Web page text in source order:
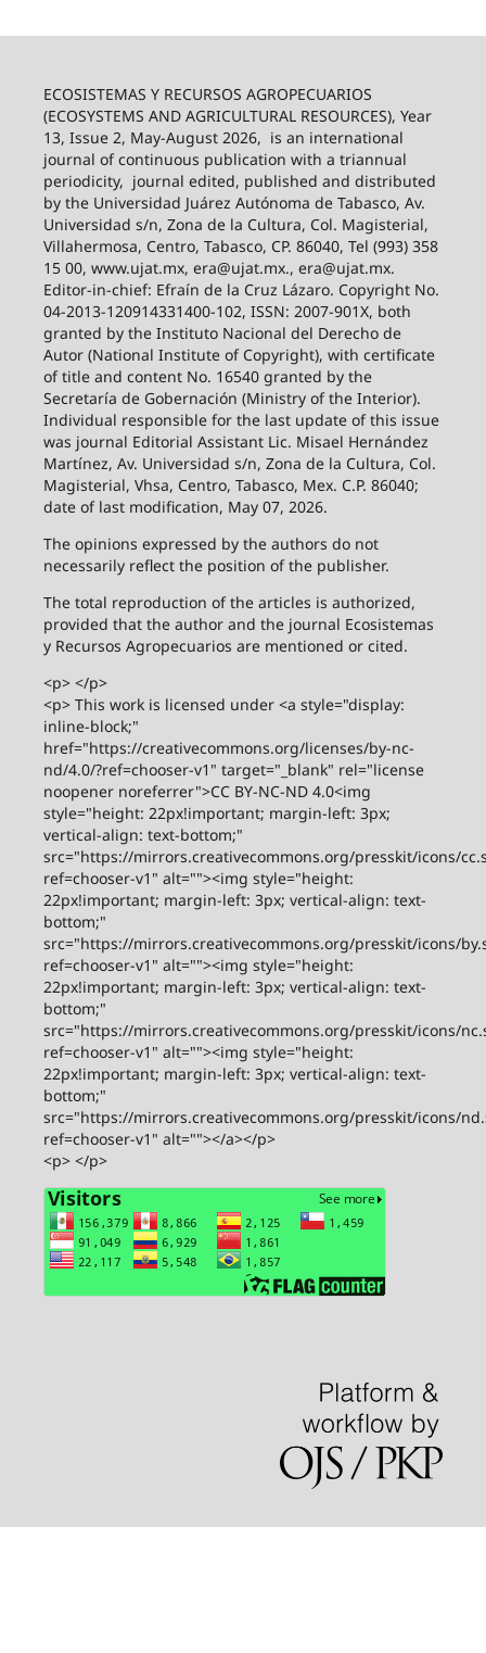
ECOSISTEMAS Y RECURSOS AGROPECUARIOS
(ECOSYSTEMS AND AGRICULTURAL RESOURCES), Year
13, Issue 2, May-August 2026, is an international
journal of continuous publication with a triannual
periodicity, journal edited, published and distributed
by the Universidad Juárez Autónoma de Tabasco, Av.
Universidad s/n, Zona de la Cultura, Col. Magisterial,
Villahermosa, Centro, Tabasco, CP. 86040, Tel (993) 358
15 00, www.ujat.mx, era@ujat.mx., era@ujat.mx.
Editor-in-chief: Efraín de la Cruz Lázaro. Copyright No.
04-2013-120914331400-102, ISSN: 2007-901X, both
granted by the Instituto Nacional del Derecho de
Autor (National Institute of Copyright), with certificate
of title and content No. 16540 granted by the
Secretaría de Gobernación (Ministry of the Interior).
Individual responsible for the last update of this issue
was journal Editorial Assistant Lic. Misael Hernández
Martínez, Av. Universidad s/n, Zona de la Cultura, Col.
Magisterial, Vhsa, Centro, Tabasco, Mex. C.P. 86040;
date of last modification, May 07, 2026.
The opinions expressed by the authors do not
necessarily reflect the position of the publisher.
The total reproduction of the articles is authorized,
provided that the author and the journal Ecosistemas
y Recursos Agropecuarios are mentioned or cited.
<p> </p>
<p> This work is licensed under <a style="display:
inline-block;"
href="https://creativecommons.org/licenses/by-nc-
nd/4.0/?ref=chooser-v1" target="_blank" rel="license
noopener noreferrer">CC BY-NC-ND 4.0<img
style="height: 22px!important; margin-left: 3px;
vertical-align: text-bottom;"
src="https://mirrors.creativecommons.org/presskit/icons/
ref=chooser-v1" alt=""><img style="height:
22px!important; margin-left: 3px; vertical-align: text-
bottom;"
src="https://mirrors.creativecommons.org/presskit/icons/
ref=chooser-v1" alt=""><img style="height:
22px!important; margin-left: 3px; vertical-align: text-
bottom;"
src="https://mirrors.creativecommons.org/presskit/icons/
ref=chooser-v1" alt=""><img style="height:
22px!important; margin-left: 3px; vertical-align: text-
bottom;"
src="https://mirrors.creativecommons.org/presskit/icons/
ref=chooser-v1" alt=""></a></p>
<p> </p>